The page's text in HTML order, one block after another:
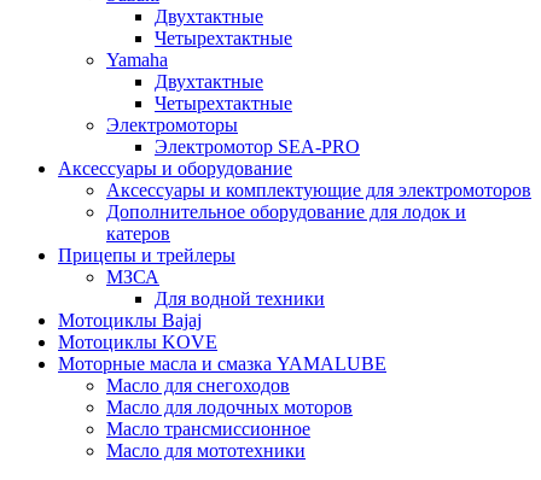
Двухтактные
Четырехтактные
Yamaha
Двухтактные
Четырехтактные
Электромоторы
Электромотор SEA-PRO
Аксессуары и оборудование
Аксессуары и комплектующие для электромоторов
Дополнительное оборудование для лодок и
катеров
Прицепы и трейлеры
МЗСА
Для водной техники
Мотоциклы Bajaj
Мотоциклы KOVE
Моторные масла и смазка YAMALUBE
Масло для снегоходов
Масло для лодочных моторов
Масло трансмиссионное
Масло для мототехники